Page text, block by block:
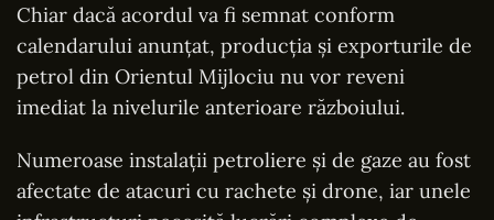
Chiar dacă acordul va fi semnat conform
calendarului anunțat, producția și exporturile de
petrol din Orientul Mijlociu nu vor reveni
imediat la nivelurile anterioare războiului.
Numeroase instalații petroliere și de gaze au fost
afectate de atacuri cu rachete și drone, iar unele